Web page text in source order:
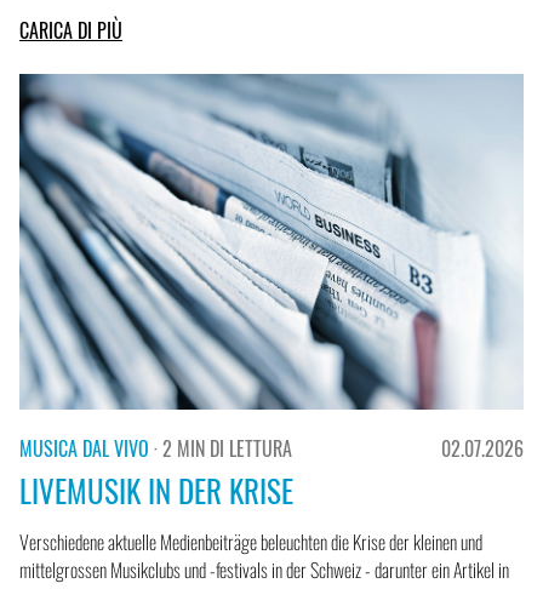
CARICA DI PIÙ
MUSICA DAL VIVO · 2 MIN DI LETTURA 02.07.2026
LIVEMUSIK IN DER KRISE
Verschiedene aktuelle Medienbeiträge beleuchten die Krise der kleinen und
mittelgrossen Musikclubs und -festivals in der Schweiz - darunter ein Artikel in